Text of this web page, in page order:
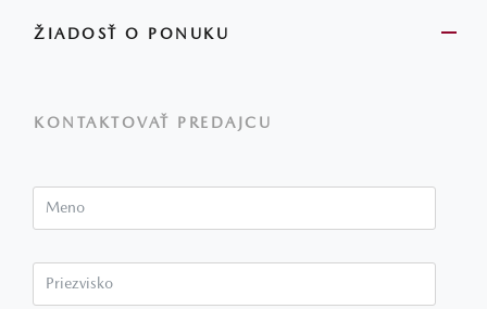
ŽIADOSŤ O PONUKU
KONTAKTOVAŤ PREDAJCU